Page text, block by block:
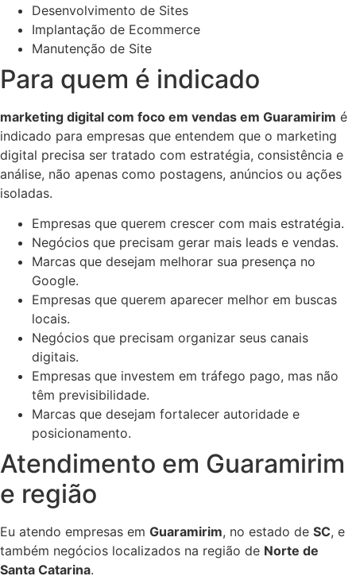
Desenvolvimento de Sites
Implantação de Ecommerce
Manutenção de Site
Para quem é indicado
marketing digital com foco em vendas em Guaramirim é
indicado para empresas que entendem que o marketing
digital precisa ser tratado com estratégia, consistência e
análise, não apenas como postagens, anúncios ou ações
isoladas.
Empresas que querem crescer com mais estratégia.
Negócios que precisam gerar mais leads e vendas.
Marcas que desejam melhorar sua presença no
Google.
Empresas que querem aparecer melhor em buscas
locais.
Negócios que precisam organizar seus canais
digitais.
Empresas que investem em tráfego pago, mas não
têm previsibilidade.
Marcas que desejam fortalecer autoridade e
posicionamento.
Atendimento em Guaramirim
e região
Eu atendo empresas em Guaramirim, no estado de SC, e
também negócios localizados na região de Norte de
Santa Catarina.